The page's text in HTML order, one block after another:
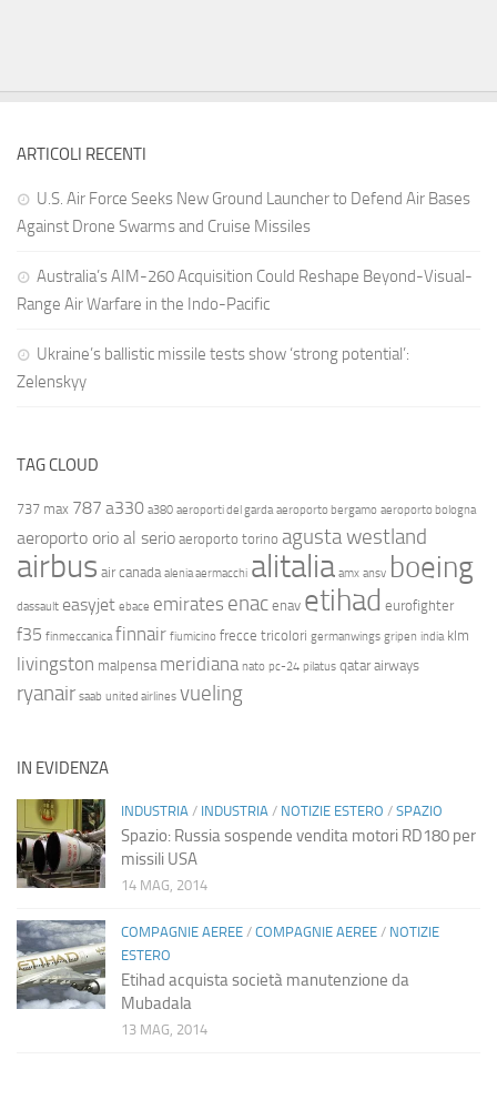
ARTICOLI RECENTI
U.S. Air Force Seeks New Ground Launcher to Defend Air Bases
Against Drone Swarms and Cruise Missiles
Australia’s AIM-260 Acquisition Could Reshape Beyond-Visual-
Range Air Warfare in the Indo-Pacific
Ukraine’s ballistic missile tests show ‘strong potential’:
Zelenskyy
TAG CLOUD
737 max 787 a330 a380 aeroporti del garda aeroporto bergamo aeroporto bologna
aeroporto orio al serio aeroporto torino agusta westland
airbus air canada alenia aermacchi alitalia amx ansv boeing
dassault easyjet ebace emirates enac enav etihad eurofighter
f35 finmeccanica finnair fiumicino frecce tricolori germanwings gripen india klm
livingston malpensa meridiana nato pc-24 pilatus qatar airways
ryanair saab united airlines vueling
IN EVIDENZA
INDUSTRIA / INDUSTRIA / NOTIZIE ESTERO / SPAZIO
Spazio: Russia sospende vendita motori RD180 per
missili USA
14 MAG, 2014
COMPAGNIE AEREE / COMPAGNIE AEREE / NOTIZIE
ESTERO
Etihad acquista società manutenzione da
Mubadala
13 MAG, 2014